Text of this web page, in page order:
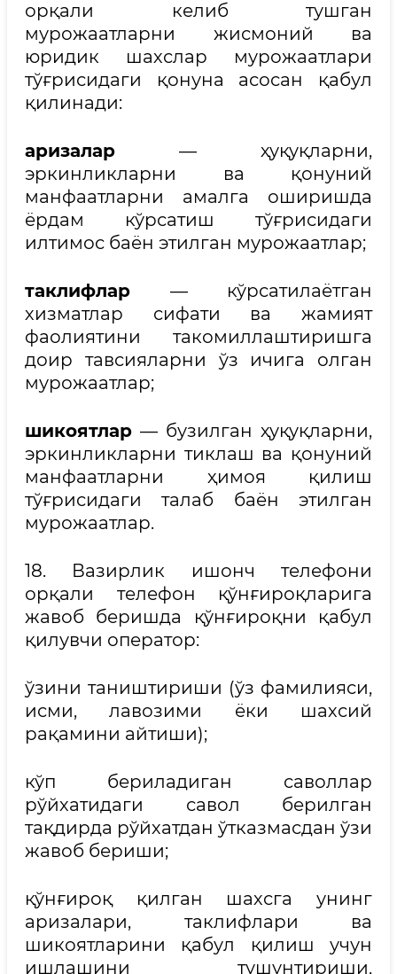
орқали келиб тушган
мурожаатларни жисмоний ва
юридик шахслар мурожаатлари
тўғрисидаги қонуна асосан қабул
қилинади:
аризалар — ҳуқуқларни,
эркинликларни ва қонуний
манфаатларни амалга оширишда
ёрдам кўрсатиш тўғрисидаги
илтимос баён этилган мурожаатлар;
таклифлар — кўрсатилаётган
хизматлар сифати ва жамият
фаолиятини такомиллаштиришга
доир тавсияларни ўз ичига олган
мурожаатлар;
шикоятлар — бузилган ҳуқуқларни,
эркинликларни тиклаш ва қонуний
манфаатларни ҳимоя қилиш
тўғрисидаги талаб баён этилган
мурожаатлар.
18. Вазирлик ишонч телефони
орқали телефон қўнғироқларига
жавоб беришда қўнғироқни қабул
қилувчи оператор:
ўзини таништириши (ўз фамилияси,
исми, лавозими ёки шахсий
рақамини айтиши);
кўп бериладиган саволлар
рўйхатидаги савол берилган
тақдирда рўйхатдан ўтказмасдан ўзи
жавоб бериши;
қўнғироқ қилган шахсга унинг
аризалари, таклифлари ва
шикоятларини қабул қилиш учун
ишлашини тушунтириши,